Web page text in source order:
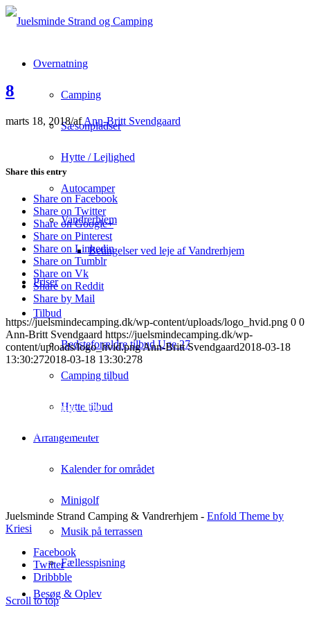
Overnatning
Camping
Sæsonpladser
Hytte / Lejlighed
Autocamper
Vandrerhjem
Betingelser ved leje af Vandrerhjem
Priser
Tilbud
Bedsteforældre tilbud Uge 27
Camping tilbud
Hytte tilbud
Arrangementer
Kalender for området
Minigolf
Musik på terrassen
Fællesspisning
Besøg & Oplev
8
marts 18, 2018/afAnn-Britt Svendgaard
Share this entry
Share on Facebook
Share on Twitter
Share on Google+
Share on Pinterest
Share on Linkedin
Share on Tumblr
Share on Vk
Share on Reddit
Share by Mail
https://juelsmindecamping.dk/wp-content/uploads/logo_hvid.png 0 0
Ann-Britt Svendgaard https://juelsmindecamping.dk/wp-
content/uploads/logo_hvid.pngAnn-Britt Svendgaard2018-03-18
13:30:272018-03-18 13:30:278
Juelsminde Strand Camping & Vandrehjem
Juelsminde 7130
+45 75 69 32 10
Juelsminde Strand Camping & Vandrerhjem - Enfold Theme by
Kriesi
Facebook
Twitter
Dribbble
Scroll to top